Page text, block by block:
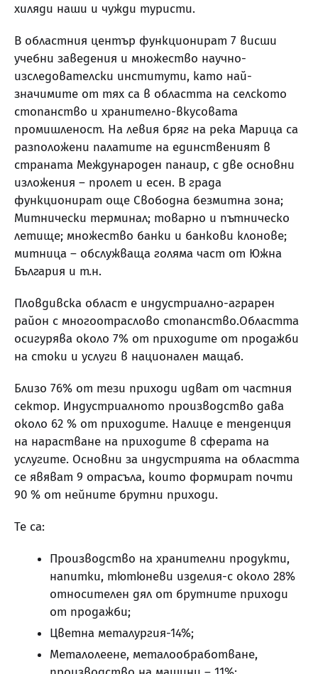
хиляди наши и чужди туристи.
В областния център функционират 7 висши
учебни заведения и множество научно-
изследователски институти, като най-
значимите от тях са в областта на селското
стопанство и хранително-вкусовата
промишленост. На левия бряг на река Марица са
разположени палатите на единственият в
страната Международен панаир, с две основни
изложения – пролет и есен. В града
функционират още Свободна безмитна зона;
Митнически терминал; товарно и пътническо
летище; множество банки и банкови клонове;
митница – обслужваща голяма част от Южна
България и т.н.
Пловдивска област е индустриално-аграрен
район с многоотраслово стопанство.Областта
осигурява около 7% от приходите от продажби
на стоки и услуги в национален мащаб.
Близо 76% от тези приходи идват от частния
сектор. Индустриалното производство дава
около 62 % от приходите. Налице е тенденция
на нарастване на приходите в сферата на
услугите. Основни за индустрията на областта
се явяват 9 отрасъла, които формират почти
90 % от нейните брутни приходи.
Те са:
Производство на хранителни продукти,
напитки, тютюневи изделия-с около 28%
относителен дял от брутните приходи
от продажби;
Цветна металургия-14%;
Металолеене, металообработване,